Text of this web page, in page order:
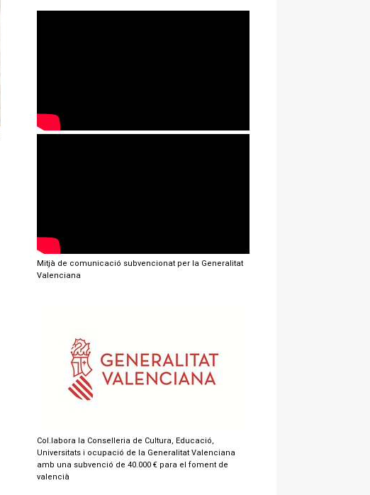
Mitjà de comunicació subvencionat per la Generalitat
Valenciana
Col.labora la Conselleria de Cultura, Educació,
Universitats i ocupació de la Generalitat Valenciana
amb una subvenció de 40.000 € para el foment de
valencià